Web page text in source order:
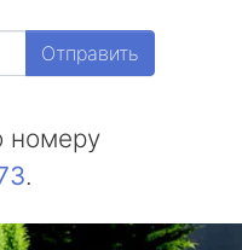
Отправить
номеру
.